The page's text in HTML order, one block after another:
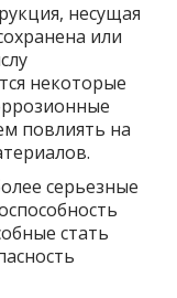
несущая
или
некоторые
повлиять на
серьезные
стать